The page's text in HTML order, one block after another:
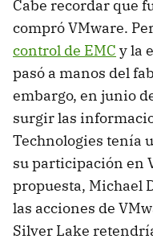
Cabe recordar que
compró VMware.
control de EMC y la
pasó a manos del
embargo, en junio
surgir las
Technologies tenía
su participación en
propuesta, Michael
las acciones de
Silver Lake